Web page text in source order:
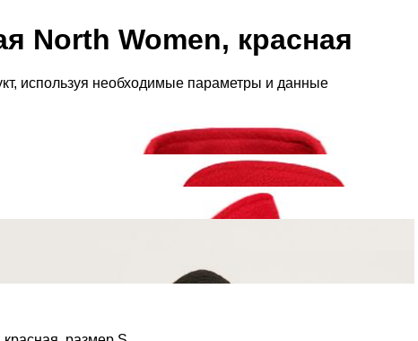
North Women, красная
используя необходимые параметры и данные